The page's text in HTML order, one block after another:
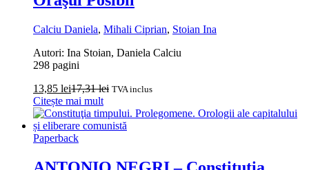
Calciu Daniela, Mihali Ciprian, Stoian Ina
Autori: Ina Stoian, Daniela Calciu
298 pagini
13,85 lei17,31lei TVA inclus
Citește mai mult
Paperback